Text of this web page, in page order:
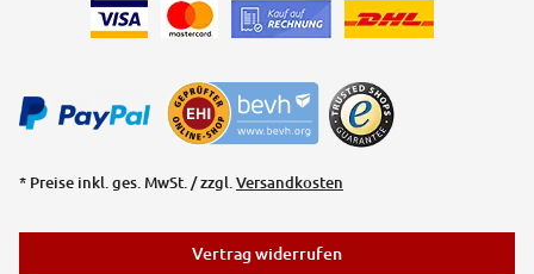
* Preise inkl. ges. MwSt. / zzgl.Versandkosten
Vertrag widerrufen